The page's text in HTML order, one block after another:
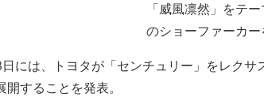
「威風凛然」をテ
のショーファーカー
には、トヨタが「センチュリー」をレクサ
することを発表。